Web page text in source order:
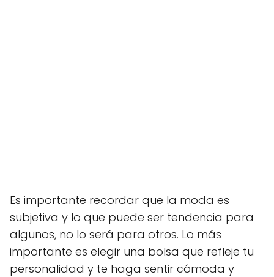
Es importante recordar que la moda es
subjetiva y lo que puede ser tendencia para
algunos, no lo será para otros. Lo más
importante es elegir una bolsa que refleje tu
personalidad y te haga sentir cómoda y